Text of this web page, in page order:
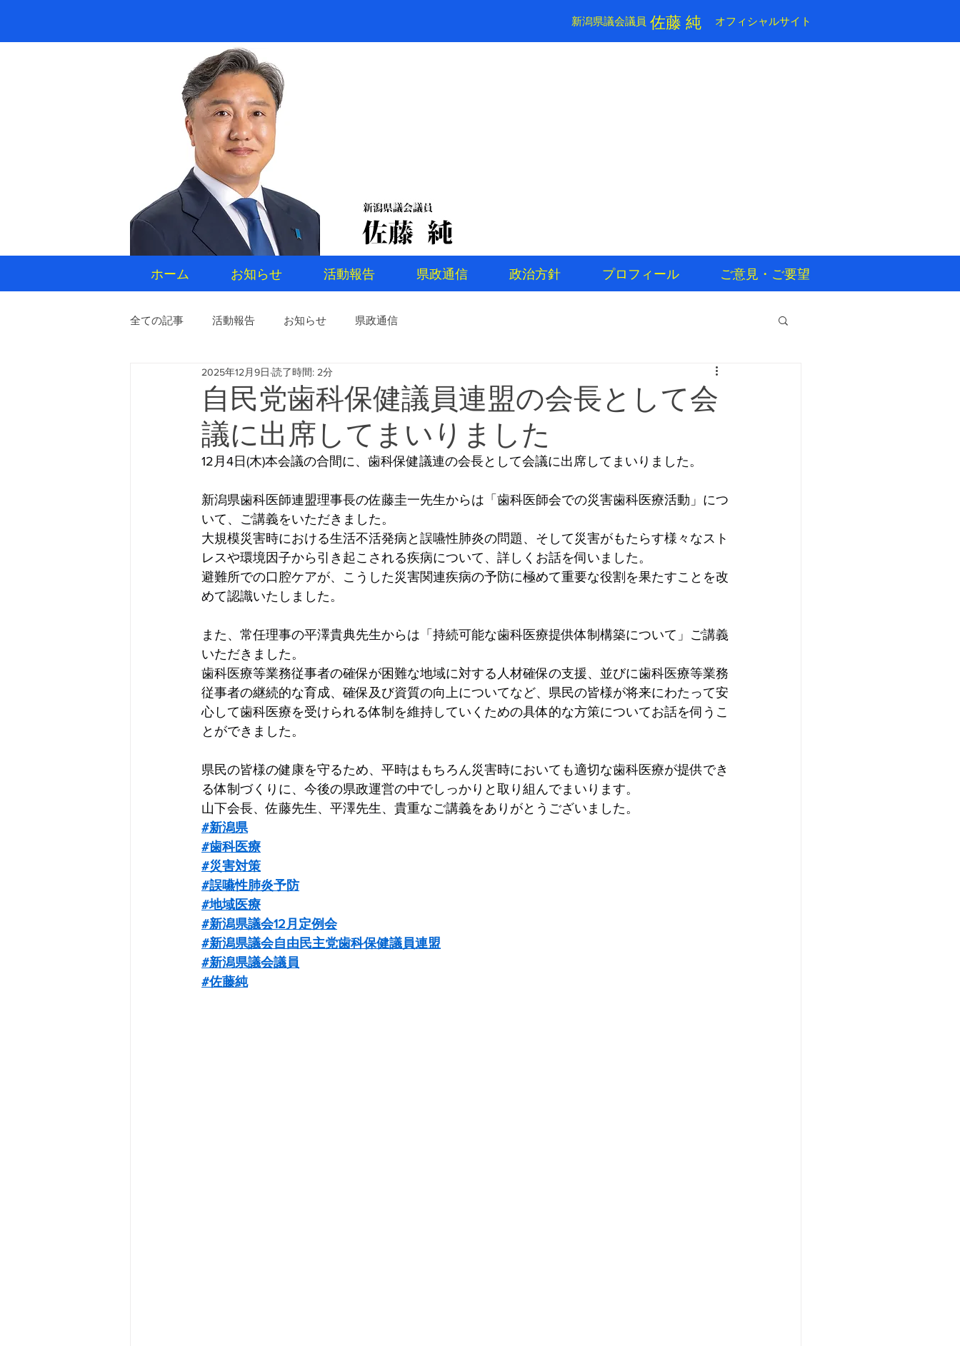
新潟県議会議員 ​佐藤 純 ​オフィシャルサイト
ホーム お知らせ 活動報告 県政通信 政治方針 プロフィール ご意見・ご要望
全ての記事 活動報告 お知らせ 県政通信
自民党歯科保健議員連盟の会長として会
議に出席してまいりました
2025年12月9日 読了時間: 2分
12月4日(木)本会議の合間に、歯科保健議連の会長として会議に出席してまいりました。
新潟県歯科医師連盟理事長の佐藤圭一先生からは「歯科医師会での災害歯科医療活動」につ
いて、ご講義をいただきました。
大規模災害時における生活不活発病と誤嚥性肺炎の問題、そして災害がもたらす様々なスト
レスや環境因子から引き起こされる疾病について、詳しくお話を伺いました。
避難所での口腔ケアが、こうした災害関連疾病の予防に極めて重要な役割を果たすことを改
めて認識いたしました。
また、常任理事の平澤貴典先生からは「持続可能な歯科医療提供体制構築について」ご講義
いただきました。
歯科医療等業務従事者の確保が困難な地域に対する人材確保の支援、並びに歯科医療等業務
従事者の継続的な育成、確保及び資質の向上についてなど、県民の皆様が将来にわたって安
心して歯科医療を受けられる体制を維持していくための具体的な方策についてお話を伺うこ
とができました。
県民の皆様の健康を守るため、平時はもちろん災害時においても適切な歯科医療が提供でき
る体制づくりに、今後の県政運営の中でしっかりと取り組んでまいります。
山下会長、佐藤先生、平澤先生、貴重なご講義をありがとうございました。
#新潟県
#歯科医療
#災害対策
#誤嚥性肺炎予防
#地域医療
#新潟県議会12月定例会
#新潟県議会自由民主党歯科保健議員連盟
#新潟県議会議員
#佐藤純